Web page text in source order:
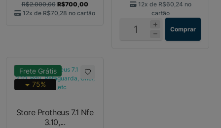
R$2.000,00 R$700,00
12x de R$70,28 no cartão
12x de R$60,24 no
cartão
Comprar
Frete Grátis
75%
Store Protheus 7.1 Nfe
3.10,...